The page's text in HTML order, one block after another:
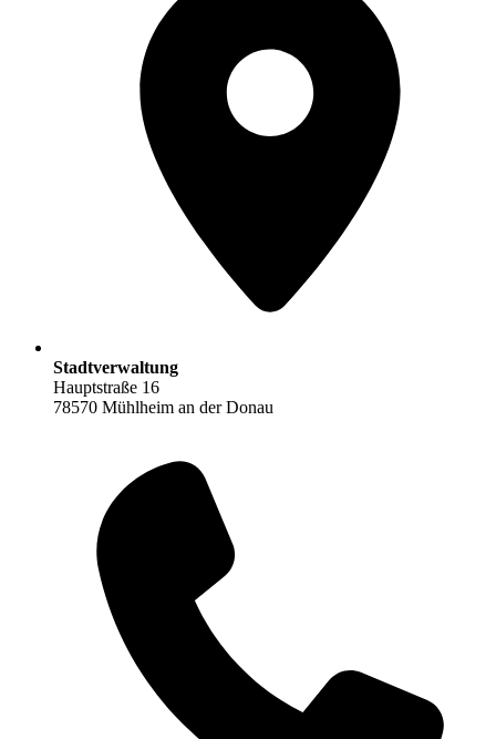
Stadtverwaltung
Hauptstraße 16
78570 Mühlheim an der Donau